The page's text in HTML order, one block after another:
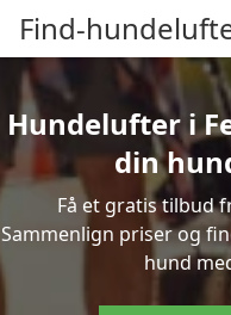
Find-
Hundelufter i
din
Få et gratis tilbud
Sammenlign priser og
hund